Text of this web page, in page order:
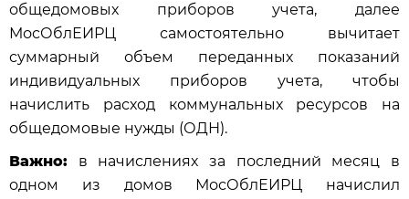
общедомовых приборов учета, далее
МосОблЕИРЦ самостоятельно вычитает
суммарный объем переданных показаний
индивидуальных приборов учета, чтобы
начислить расход коммунальных ресурсов на
общедомовые нужды (ОДН).
Важно: в начислениях за последний месяц в
одном из домов МосОблЕИРЦ начислил